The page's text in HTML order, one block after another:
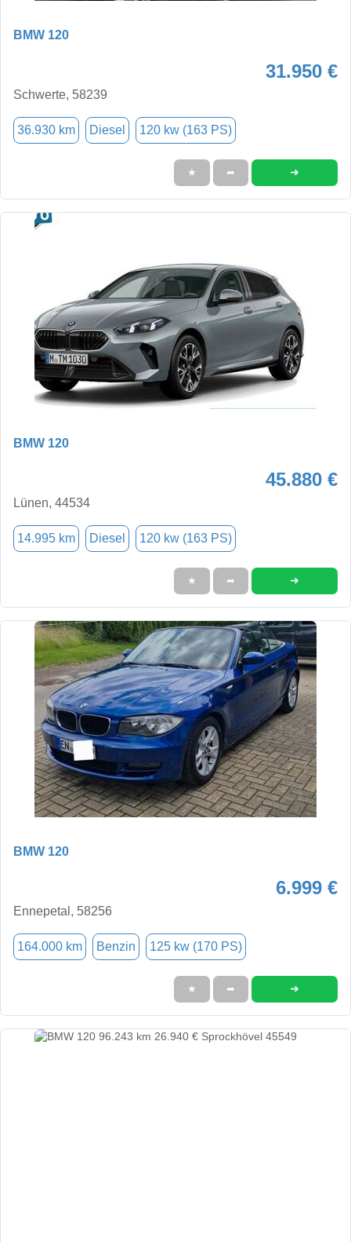
BMW 120
31.950 €
Schwerte, 58239
36.930 km Diesel 120 kw (163 PS)
★ ➦ ➜
BMW 120
45.880 €
Lünen, 44534
14.995 km Diesel 120 kw (163 PS)
★ ➦ ➜
BMW 120
6.999 €
Ennepetal, 58256
164.000 km Benzin 125 kw (170 PS)
★ ➦ ➜